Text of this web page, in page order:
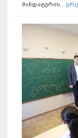
მანდატურის...